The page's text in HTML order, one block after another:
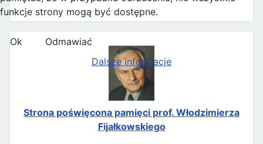
Strona poświęcona pamięci prof. Włodzimierza
Fijałkowskiego
funkcje strony mogą być dostępne.
Ok
Odmawiać
Dalsze informacje